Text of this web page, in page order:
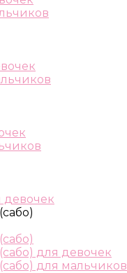
девочек
для девочек
для мальчиков